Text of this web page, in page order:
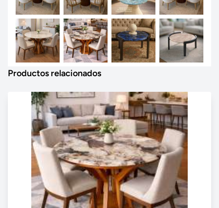
Productos relacionados